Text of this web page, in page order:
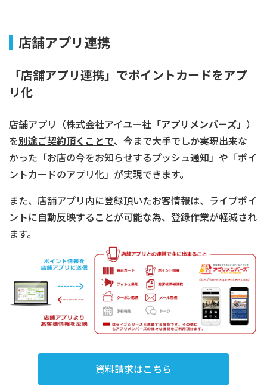
店舗アプリ連携
「店舗アプリ連携」でポイントカードをアプ
リ化
店舗アプリ（株式会社アイユー社「アプリメンバーズ」）
を別途ご契約頂くことで、今まで大手でしか実現出来な
かった「お店の今をお知らせするプッシュ通知」や「ポイ
ントカードのアプリ化」が実現できます。
また、店舗アプリ内に登録頂いたお客情報は、ライブポイ
ントに自動反映することが可能な為、登録作業が軽減され
ます。
資料請求はこちら